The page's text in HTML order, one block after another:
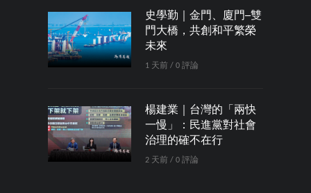
史學勤｜金門、廈門─雙
門大橋，共創和平繁榮
未來
1 天前 / 0 評論
楊建業｜台灣的「兩快
一慢」：民進黨對社會
治理的確不在行
2 天前 / 0 評論